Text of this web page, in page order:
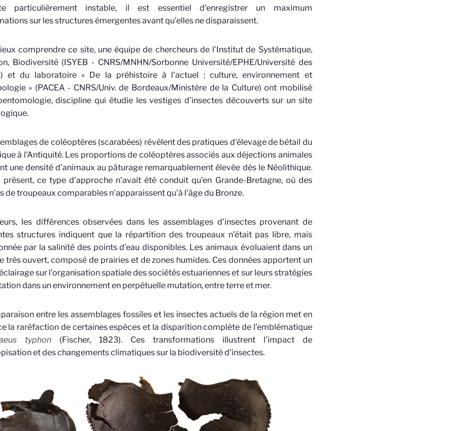
particulièrement instable, il est essentiel d’enregistrer un maximum
sur les structures émergentes avant qu’elles ne disparaissent.
comprendre ce site, une équipe de chercheurs de l’Institut de Systématique,
Biodiversité (ISYEB - CNRS/MNHN/Sorbonne Université/EPHE/Université des
et du laboratoire « De la préhistoire à l'actuel : culture, environnement et
» (PACEA - CNRS/Univ. de Bordeaux/Ministère de la Culture) ont mobilisé
discipline qui étudie les vestiges d’insectes découverts sur un site
de coléoptères (scarabées) révèlent des pratiques d'élevage de bétail du
à l'Antiquité. Les proportions de coléoptères associés aux déjections animales
une densité d'animaux au pâturage remarquablement élevée dès le Néolithique.
présent, ce type d’approche n’avait été conduit qu'en Grande-Bretagne, où des
de troupeaux comparables n'apparaissent qu'à l'âge du Bronze.
les différences observées dans les assemblages d’insectes provenant de
structures indiquent que la répartition des troupeaux n’était pas libre, mais
par la salinité des points d’eau disponibles. Les animaux évoluaient dans un
très ouvert, composé de prairies et de zones humides. Ces données apportent un
sur l’organisation spatiale des sociétés estuariennes et sur leurs stratégies
dans un environnement en perpétuelle mutation, entre terre et mer.
entre les assemblages fossiles et les insectes actuels de la région met en
la raréfaction de certaines espèces et la disparition complète de l’emblématique
typhon(Fischer, 1823). Ces transformations illustrent l’impact de
et des changements climatiques sur la biodiversité d’insectes.